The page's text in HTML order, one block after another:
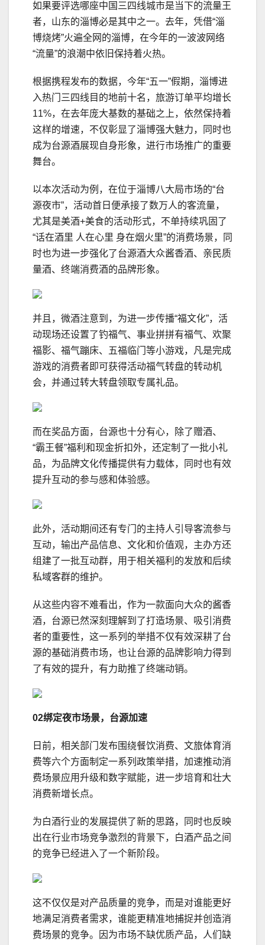
如果要评选哪座中国三四线城市是当下的流量王
者，山东的淄博必是其中之一。去年，凭借“淄
博烧烤”火遍全网的淄博，在今年的一波波网络
“流量”的浪潮中依旧保持着火热。
根据携程发布的数据，今年“五一”假期，淄博进
入热门三四线目的地前十名，旅游订单平均增长
11%，在去年庞大基数的基础之上，依然保持着
这样的增速，不仅彰显了淄博强大魅力，同时也
成为台源酒展现自身形象，进行市场推广的重要
舞台。
以本次活动为例，在位于淄博八大局市场的“台
源夜市”，活动首日便承接了数万人的客流量，
尤其是美酒+美食的活动形式，不单持续巩固了
“话在酒里 人在心里 身在烟火里”的消费场景，同
时也为进一步强化了台源酒大众酱香酒、亲民质
量酒、终端消费酒的品牌形象。
并且，微酒注意到，为进一步传播“福文化”，活
动现场还设置了钓福气、事业拼拼有福气、欢聚
福影、福气蹦床、五福临门等小游戏，凡是完成
游戏的消费者即可获得活动福气转盘的转动机
会，并通过转大转盘领取专属礼品。
而在奖品方面，台源也十分有心，除了赠酒、
“霸王餐”福利和现金折扣外，还定制了一批小礼
品，为品牌文化传播提供有力载体，同时也有效
提升互动的参与感和体验感。
此外，活动期间还有专门的主持人引导客流参与
互动，输出产品信息、文化和价值观，主办方还
组建了一批互动群，用于相关福利的发放和后续
私域客群的维护。
从这些内容不难看出，作为一款面向大众的酱香
酒，台源已然深刻理解到了打造场景、吸引消费
者的重要性，这一系列的举措不仅有效深耕了台
源的基础消费市场，也让台源的品牌影响力得到
了有效的提升，有力助推了终端动销。
02绑定夜市场景，台源加速
日前，相关部门发布围绕餐饮消费、文旅体育消
费等六个方面制定一系列政策举措，加速推动消
费场景应用升级和数字赋能，进一步培育和壮大
消费新增长点。
为白酒行业的发展提供了新的思路，同时也反映
出在行业市场竞争激烈的背景下，白酒产品之间
的竞争已经进入了一个新阶段。
这不仅仅是对产品质量的竞争，而是对谁能更好
地满足消费者需求，谁能更精准地捕捉并创造消
费场景的竞争。因为市场不缺优质产品，人们缺